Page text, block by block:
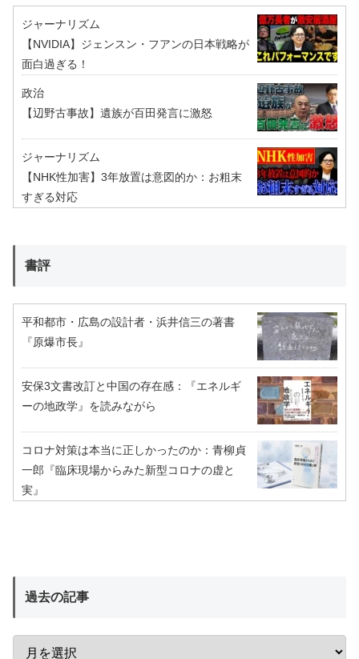
ジャーナリズム
【NVIDIA】ジェンスン・フアンの日本戦略が
面白過ぎる！
政治
【辺野古事故】遺族が百田発言に激怒
ジャーナリズム
【NHK性加害】3年放置は意図的か：お粗末
すぎる対応
書評
平和都市・広島の設計者・浜井信三の著書
『原爆市長』
安保3文書改訂と中国の存在感：『エネルギ
ーの地政学』を読みながら
コロナ対策は本当に正しかったのか：青柳貞
一郎『臨床現場からみた新型コロナの虚と
実』
過去の記事